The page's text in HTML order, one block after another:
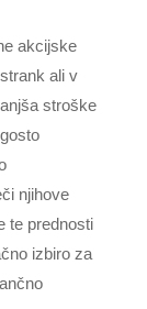
akcijske
ali v
stroške
njihove
te prednosti
izbiro za